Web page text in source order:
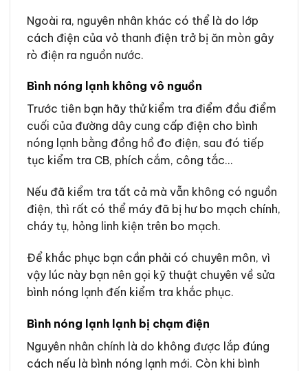
Ngoài ra, nguyên nhân khác có thể là do lớp
cách điện của vỏ thanh điện trở bị ăn mòn gây
rò điện ra nguồn nước.
Bình nóng lạnh không vô nguồn
Trước tiên bạn hãy thử kiểm tra điểm đầu điểm
cuối của đường dây cung cấp điện cho bình
nóng lạnh bằng đồng hồ đo điện, sau đó tiếp
tục kiểm tra CB, phích cắm, công tắc…
Nếu đã kiểm tra tất cả mà vẫn không có nguồn
điện, thì rất có thể máy đã bị hư bo mạch chính,
cháy tụ, hỏng linh kiện trên bo mạch.
Để khắc phục bạn cần phải có chuyên môn, vì
vậy lúc này bạn nên gọi kỹ thuật chuyên về sửa
bình nóng lạnh đến kiểm tra khắc phục.
Bình nóng lạnh lạnh bị chạm điện
Nguyên nhân chính là do không được lắp đúng
cách nếu là bình nóng lạnh mới. Còn khi bình